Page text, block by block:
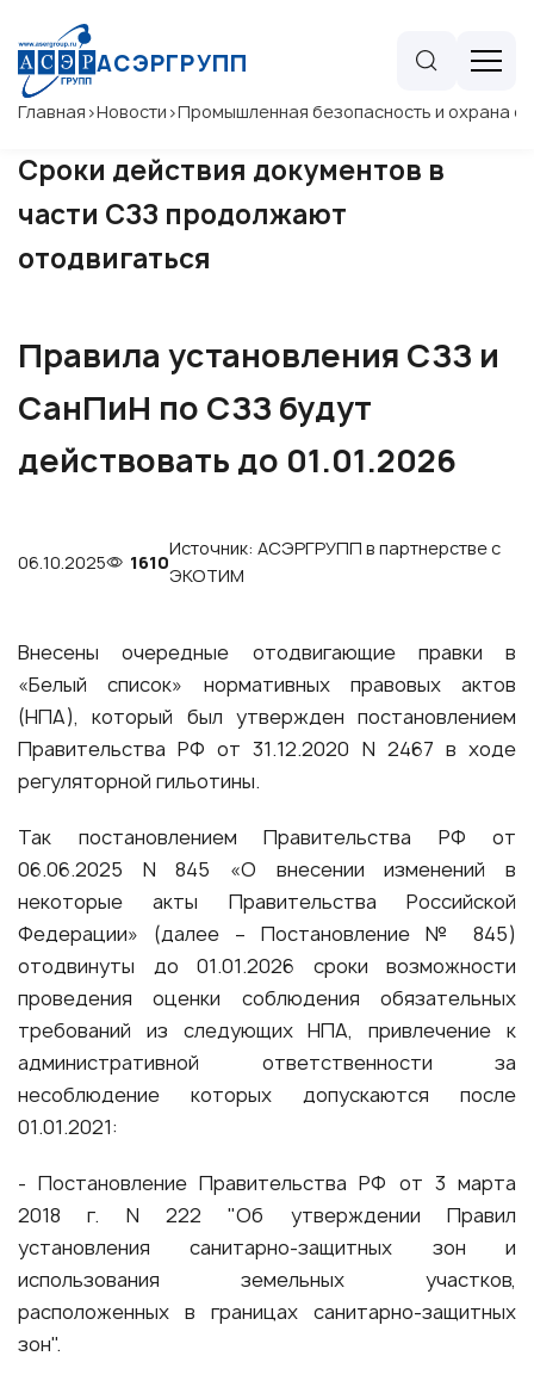
АСЭРГРУПП
Главная >Новости >Промышленная безопасность и охрана
Сроки действия документов в
части СЗЗ продолжают
отодвигаться
Правила установления СЗЗ и
СанПиН по СЗЗ будут
действовать до 01.01.2026
06.10.2025 1610
Источник: АСЭРГРУПП в партнерстве с
ЭКОТИМ
Внесены очередные отодвигающие правки в
«Белый список» нормативных правовых актов
(НПА), который был утвержден постановлением
Правительства РФ от 31.12.2020 N 2467 в ходе
регуляторной гильотины.
Так постановлением Правительства РФ от
06.06.2025 N 845 «О внесении изменений в
некоторые акты Правительства Российской
Федерации» (далее – Постановление № 845)
отодвинуты до 01.01.2026 сроки возможности
проведения оценки соблюдения обязательных
требований из следующих НПА, привлечение к
административной ответственности за
несоблюдение которых допускаются после
01.01.2021:
- Постановление Правительства РФ от 3 марта
2018 г. N 222 "Об утверждении Правил
установления санитарно-защитных зон и
использования земельных участков,
расположенных в границах санитарно-защитных
зон".